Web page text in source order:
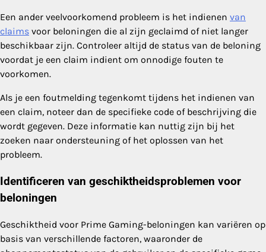
Een ander veelvoorkomend probleem is het indienen van
claims voor beloningen die al zijn geclaimd of niet langer
beschikbaar zijn. Controleer altijd de status van de beloning
voordat je een claim indient om onnodige fouten te
voorkomen.
Als je een foutmelding tegenkomt tijdens het indienen van
een claim, noteer dan de specifieke code of beschrijving die
wordt gegeven. Deze informatie kan nuttig zijn bij het
zoeken naar ondersteuning of het oplossen van het
probleem.
Identificeren van geschiktheidsproblemen voor
beloningen
Geschiktheid voor Prime Gaming-beloningen kan variëren op
basis van verschillende factoren, waaronder de